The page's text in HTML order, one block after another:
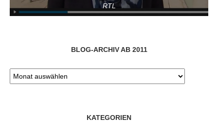
RTL
BLOG-ARCHIV AB 2011
KATEGORIEN